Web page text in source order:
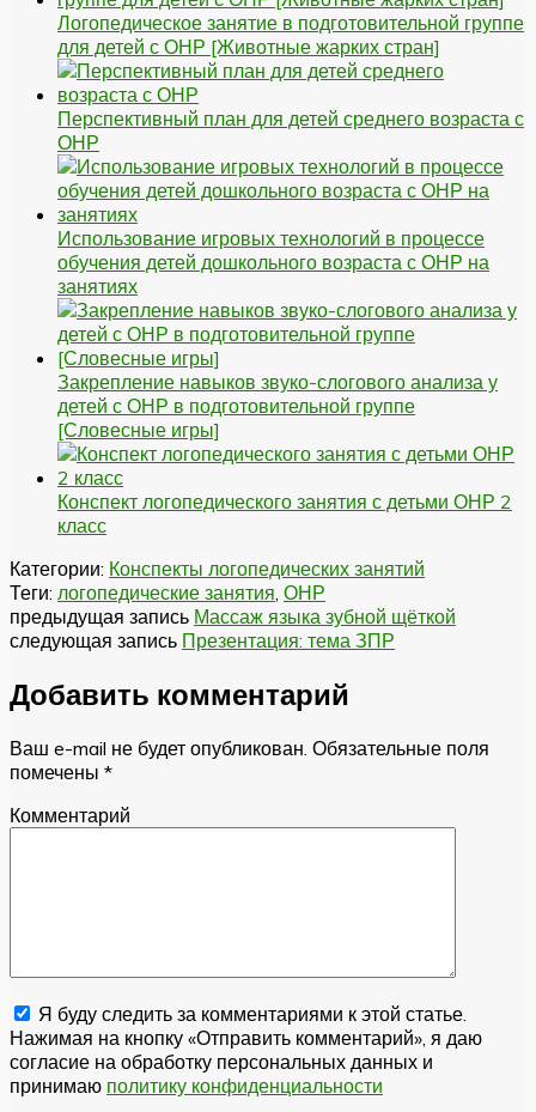
Логопедическое занятие в подготовительной группе
для детей с ОНР [Животные жарких стран]
Перспективный план для детей среднего возраста с
ОНР
Использование игровых технологий в процессе
обучения детей дошкольного возраста с ОНР на
занятиях
Закрепление навыков звуко-слогового анализа у
детей с ОНР в подготовительной группе
[Словесные игры]
Конспект логопедического занятия с детьми ОНР 2
класс
Категории: Конспекты логопедических занятий
Теги: логопедические занятия ОНР
предыдущая запись Массаж языка зубной щёткой
следующая запись Презентация: тема ЗПР
Добавить комментарий
Ваш e-mail не будет опубликован. Обязательные поля
помечены *
Комментарий
Я буду следить за комментариями к этой статье.
Нажимая на кнопку «Отправить комментарий», я даю
согласие на обработку персональных данных и
принимаю политику конфиденциальности